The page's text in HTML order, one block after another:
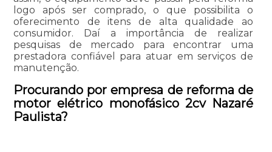
logo após ser comprado, o que possibilita o
oferecimento de itens de alta qualidade ao
consumidor. Daí a importância de realizar
pesquisas de mercado para encontrar uma
prestadora confiável para atuar em serviços de
manutenção.
Procurando por empresa de reforma de
motor elétrico monofásico 2cv Nazaré
Paulista?